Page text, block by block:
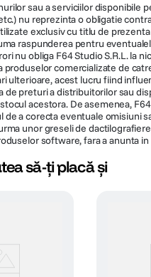
sau a serviciilor disponibile
nu reprezinta o obligatie
exclusiv cu titlu de
raspunderea pentru
nu obliga F64 Studio S.R.L. la
produselor comercializate de
ulterioare, acest lucru fiind
de preturi a distribuitorilor sau
acestora. De asemenea, F64
de a corecta eventuale omisiuni
unor greseli de
software, fara a anunta in
să-ți placă și